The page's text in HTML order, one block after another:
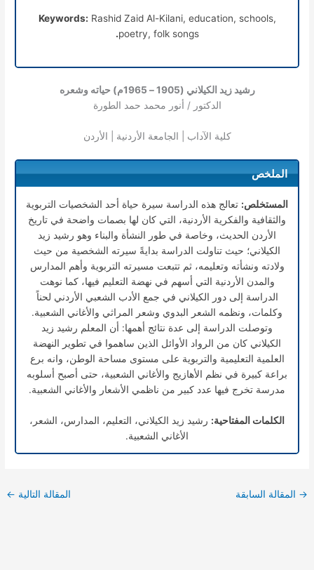
Keywords: Rashid Zaid Al-Kilani, education, schools,
poetry, folk songs
.
رشيد زيد الكيلاني (1905 – 1965م) حياته وشعره
الدكتور / أنور محمد حمد الطورة
كلية الآداب | الجامعة الأردنية | الأردن
الملخص
المستخلص: تعالج هذه الدراسة سيرة حياة أحد الشخصيات التربوية
والثقافية والفكرية الأردنية، التي كان لها بصمات واضحة في تاريخ
الأردن الحديث، وخاصة في طور النشأة والبناء وهو رشيد زيد
الكيلاني؛ حيث تناولت الدراسة بدايةً سيرته الشخصية من حيث
ولادته ونشأته وتعليمه، ثم تتبعت مسيرته التربوية وأهم المدارس
والمدن الأردنية التي أسهم في نهضة التعليم فيها، كما نوهت
الدراسة إلى دور الكيلاني في جمع الأدب الشعبي الأردني لحناً
وكلمات، ونظمه الشعر البدوي وشعر المراثي والأغاني الشعبية.
وتوصلت الدراسة إلى عدة نتائج أهمها: أن المعلم رشيد زيد
الكيلاني كان من الرواد الأوائل الذين ساهموا في تطوير النهضة
العلمية التعليمية والتربوية على مستوى مساحة الوطن، وانه برع
براعة كبيرة في نظم الأهازيج والأغاني الشعبية، حتى أصبح أسلوبه
مدرسة تخرج فيها عدد كبير من ناظمي الأشعار والأغاني الشعبية.
الكلمات المفتاحية: رشيد زيد الكيلاني، التعليم، المدارس، الشعر،
الأغاني الشعبية.
→ المقالة السابقة المقالة التالية ←